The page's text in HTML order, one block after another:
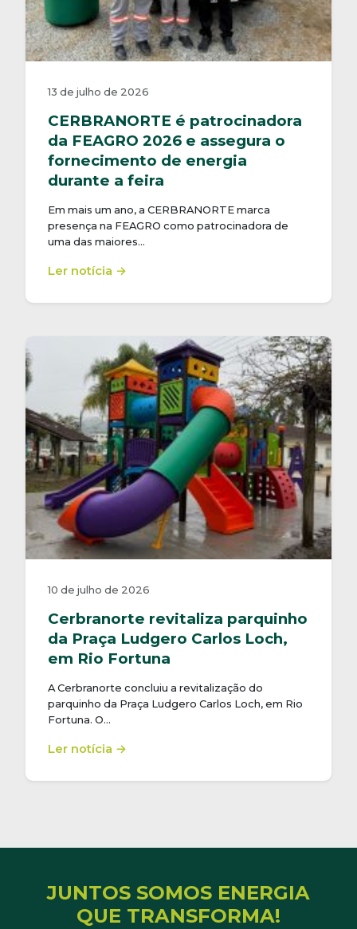
13 de julho de 2026
CERBRANORTE é patrocinadora
da FEAGRO 2026 e assegura o
fornecimento de energia
durante a feira
Em mais um ano, a CERBRANORTE marca
presença na FEAGRO como patrocinadora de
uma das maiores…
Ler notícia →
10 de julho de 2026
Cerbranorte revitaliza parquinho
da Praça Ludgero Carlos Loch,
em Rio Fortuna
A Cerbranorte concluiu a revitalização do
parquinho da Praça Ludgero Carlos Loch, em Rio
Fortuna. O…
Ler notícia →
JUNTOS SOMOS ENERGIA
QUE TRANSFORMA!